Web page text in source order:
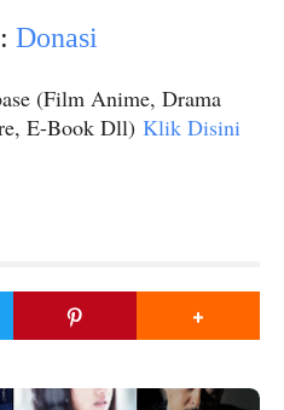
Donasi
(Film Anime, Drama
E-Book Dll) Klik Disini